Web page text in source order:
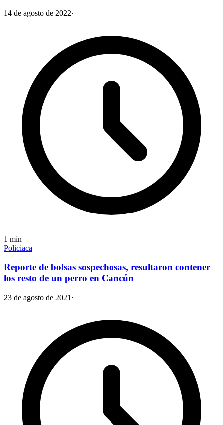
14 de agosto de 2022·
1 min
Policiaca
Reporte de bolsas sospechosas, resultaron contener
los resto de un perro en Cancún
23 de agosto de 2021 ·